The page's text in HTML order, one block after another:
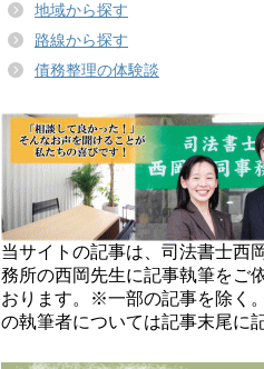
地域から探す
路線から探す
債務整理の体験談
当サイトの記事は、司法書士西
務所の西岡先生に記事執筆をご
おります。※一部の記事を除く
の執筆者については記事末尾に記